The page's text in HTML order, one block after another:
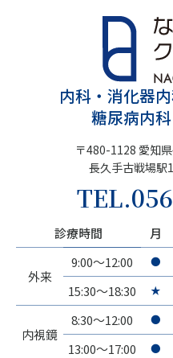
内科・消化器
糖尿病内
〒480-1128 愛知
長久手古戦場駅
TEL.
診療時間 月
外来
9:00～12:00 ●
15:30～18:30 ★
内視鏡
8:30～12:00 ●
13:00～17:00 ●